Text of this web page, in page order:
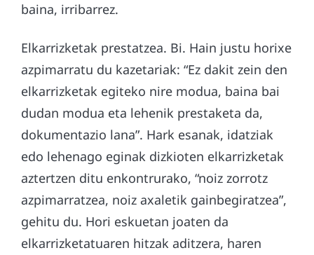
baina, irribarrez.
Elkarrizketak prestatzea. Bi. Hain justu horixe
azpimarratu du kazetariak: “Ez dakit zein den
elkarrizketak egiteko nire modua, baina bai
dudan modua eta lehenik prestaketa da,
dokumentazio lana”. Hark esanak, idatziak
edo lehenago eginak dizkioten elkarrizketak
aztertzen ditu enkontrurako, “noiz zorrotz
azpimarratzea, noiz axaletik gainbegiratzea”,
gehitu du. Hori eskuetan joaten da
elkarrizketatuaren hitzak aditzera, haren